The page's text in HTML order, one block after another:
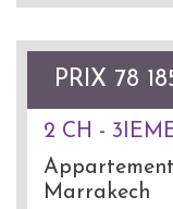
PRIX 78
2 CH -
Marrakech